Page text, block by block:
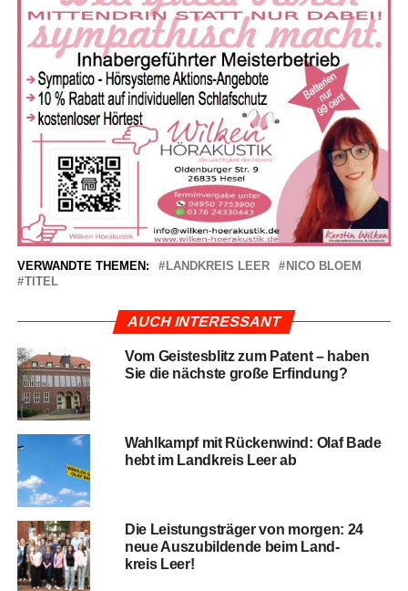
VERWANDTE THEMEN: LANDKREIS LEER
NICO BLOEM
TITEL
AUCH INTERESSANT
Vom Geis­tes­blitz zum Patent – haben
Sie die nächs­te gro­ße Erfindung?
Wahl­kampf mit Rücken­wind: Olaf Bade
hebt im Land­kreis Leer ab
Die Leis­tungs­trä­ger von mor­gen: 24
neue Aus­zu­bil­den­de beim Land­
kreis Leer!